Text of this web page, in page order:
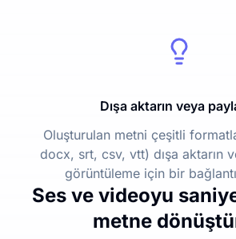
Dışa aktarın veya
Oluşturulan metni çeşitli
docx, srt, csv, vtt) dışa aktarın
görüntüleme için bir
Ses ve videoyu
metne